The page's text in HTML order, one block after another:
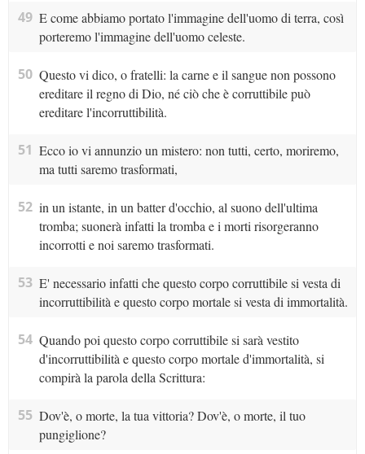
49 E come abbiamo portato l'immagine dell'uomo di terra, così
porteremo l'immagine dell'uomo celeste.
50 Questo vi dico, o fratelli: la carne e il sangue non possono
ereditare il regno di Dio, né ciò che è corruttibile può
ereditare l'incorruttibilità.
51 Ecco io vi annunzio un mistero: non tutti, certo, moriremo,
ma tutti saremo trasformati,
52 in un istante, in un batter d'occhio, al suono dell'ultima
tromba; suonerà infatti la tromba e i morti risorgeranno
incorrotti e noi saremo trasformati.
53 E' necessario infatti che questo corpo corruttibile si vesta di
incorruttibilità e questo corpo mortale si vesta di immortalità.
54 Quando poi questo corpo corruttibile si sarà vestito
d'incorruttibilità e questo corpo mortale d'immortalità, si
compirà la parola della Scrittura:
55 Dov'è, o morte, la tua vittoria? Dov'è, o morte, il tuo
pungiglione?